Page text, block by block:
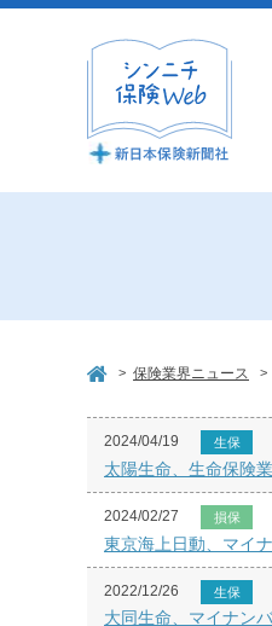
> 保険業界ニュース >
2024/04/19 生保
太陽生命、生命保険
2024/02/27 損保
東京海上日動、マイ
2022/12/26 生保
大同生命、マイナン